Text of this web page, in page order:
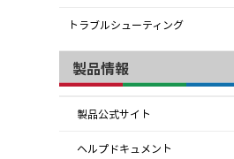
トラブルシューティング
製品情報
製品公式サイト
ヘルプドキュメント